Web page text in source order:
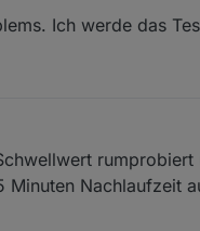
Ich werde das
Minuten Nachlaufzeit